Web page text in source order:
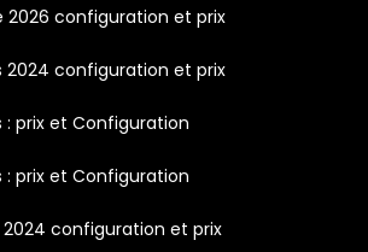
2026 configuration et prix
2024 configuration et prix
: prix et Configuration
: prix et Configuration
configuration et prix